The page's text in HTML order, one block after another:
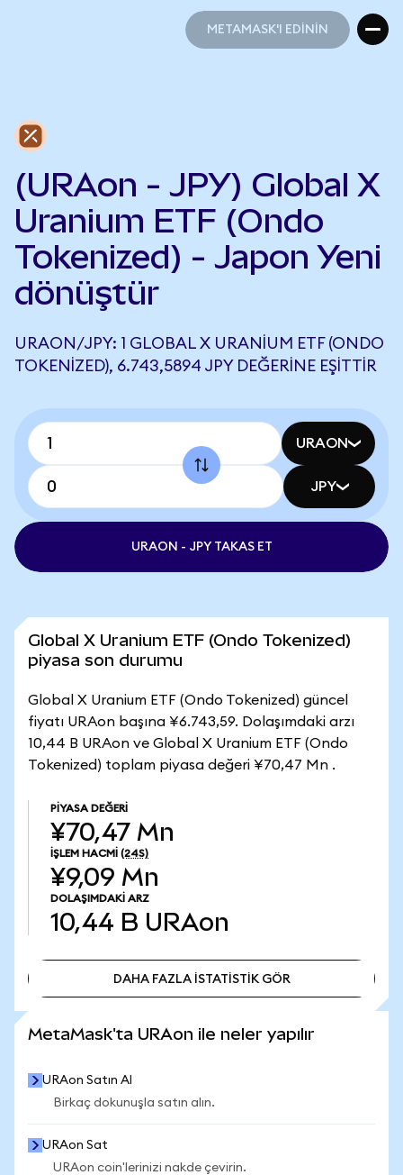
METAMASK'I EDİNİN
(URAon - JPY) Global X
Uranium ETF (Ondo
Tokenized) - Japon Yeni
dönüştür
URAON/JPY: 1 GLOBAL X URANIUM ETF (ONDO
TOKENIZED), 6.743,5894 JPY DEĞERINE EŞITTIR
URAON
JPY
URAON - JPY TAKAS ET
Global X Uranium ETF (Ondo Tokenized)
piyasa son durumu
Global X Uranium ETF (Ondo Tokenized) güncel
fiyatı URAon başına ¥6.743,59. Dolaşımdaki arzı
10,44 B URAon ve Global X Uranium ETF (Ondo
Tokenized) toplam piyasa değeri ¥70,47 Mn .
PIYASA DEĞERI
¥70,47 Mn
İŞLEM HACMI (24S)
¥9,09 Mn
DOLAŞIMDAKI ARZ
10,44 B URAon
DAHA FAZLA İSTATİSTİK GÖR
MetaMask'ta URAon ile neler yapılır
URAon Satın Al
Birkaç dokunuşla satın alın.
URAon Sat
URAon coin'lerinizi nakde çevirin.